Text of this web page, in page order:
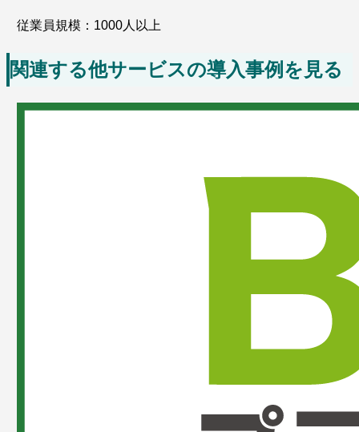
従業員規模：1000人以上
関連する他サービスの導入事例を見る